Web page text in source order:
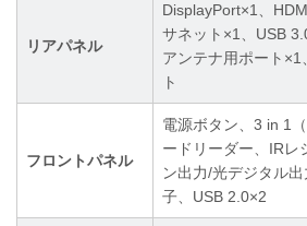
リアパネル
DisplayPort×1、
サネット×1、USB
アンテナ用ポート×1
ト
フロントパネル
電源ボタン、3 in 1
ードリーダー、IRレ
ン出力/光デジタル
子、USB 2.0×2